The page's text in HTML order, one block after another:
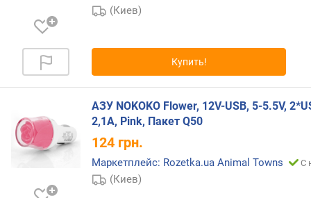
о
г
и
о
д
о
р
и
(Киев)
Купить!
АЗУ NOKOKO Flower, 12V-USB, 5-5.5V,
2,1А, Pink, Пакет Q50
124 грн.
Маркетплейс: Rozetka.ua Animal Towns С
(Киев)